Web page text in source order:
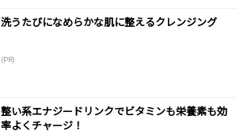
洗うたびになめらかな肌に整えるクレンジング
(PR)
整い系エナジードリンクでビタミンも栄養素も効
率よくチャージ！